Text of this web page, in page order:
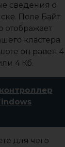
сведения о
Поле Байт
отображает
кластера.
он равен 4
4 Кб.
для чего